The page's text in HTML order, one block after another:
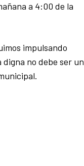
a 4:00 de la
impulsando
no debe ser un